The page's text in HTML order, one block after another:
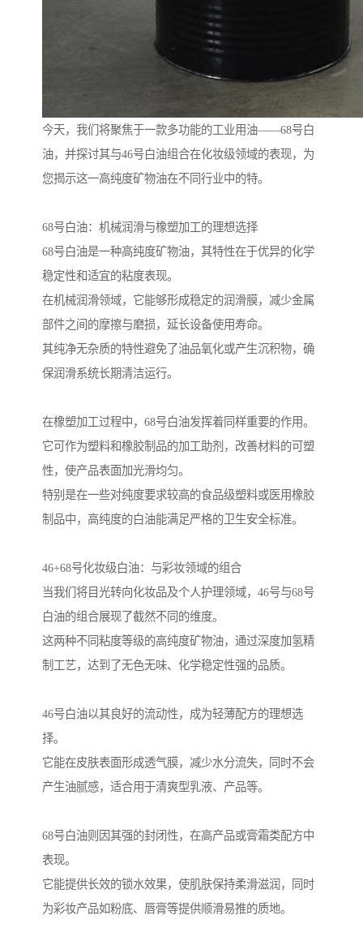
今天，我们将聚焦于一款多功能的工业用油——68号白
油，并探讨其与46号白油组合在化妆级领域的表现，为
您揭示这一高纯度矿物油在不同行业中的特。
68号白油：机械润滑与橡塑加工的理想选择
68号白油是一种高纯度矿物油，其特性在于优异的化学
稳定性和适宜的粘度表现。
在机械润滑领域，它能够形成稳定的润滑膜，减少金属
部件之间的摩擦与磨损，延长设备使用寿命。
其纯净无杂质的特性避免了油品氧化或产生沉积物，确
保润滑系统长期清洁运行。
在橡塑加工过程中，68号白油发挥着同样重要的作用。
它可作为塑料和橡胶制品的加工助剂，改善材料的可塑
性，使产品表面加光滑均匀。
特别是在一些对纯度要求较高的食品级塑料或医用橡胶
制品中，高纯度的白油能满足严格的卫生安全标准。
46+68号化妆级白油：与彩妆领域的组合
当我们将目光转向化妆品及个人护理领域，46号与68号
白油的组合展现了截然不同的维度。
这两种不同粘度等级的高纯度矿物油，通过深度加氢精
制工艺，达到了无色无味、化学稳定性强的品质。
46号白油以其良好的流动性，成为轻薄配方的理想选
择。
它能在皮肤表面形成透气膜，减少水分流失，同时不会
产生油腻感，适合用于清爽型乳液、产品等。
68号白油则因其强的封闭性，在高产品或膏霜类配方中
表现。
它能提供长效的锁水效果，使肌肤保持柔滑滋润，同时
为彩妆产品如粉底、唇膏等提供顺滑易推的质地。